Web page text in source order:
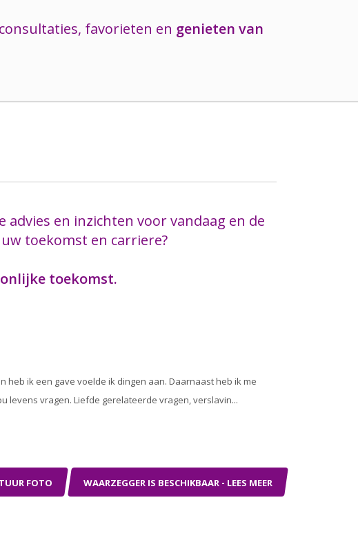
favorieten en genieten van
advies en inzichten voor vandaag en de
toekomst en carriere?
toekomst.
heb ik een gave voelde ik dingen aan. Daarnaast heb ik me
levens vragen. Liefde gerelateerde vragen, verslavin...
FOTO WAARZEGGER IS BESCHIKBAAR - LEES MEER